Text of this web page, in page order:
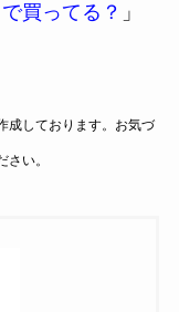
買ってる？ 」
成しております。お気づ
さい。